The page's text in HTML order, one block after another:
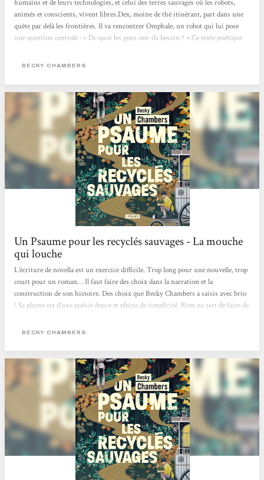
humains et de leurs technologies, et celui des terres sauvages où les robots,
animés et conscients, vivent libres.Dex, moine de thé itinérant, part dans une
quête par delà les frontières. Il va rencontrer Omphale, un robot qui lui pose
une question centrale : « De quoi les gens ont-ils besoin ? ».Ce texte poétique
récit d’amitié et de quête de soi, qui imagine des relations apaisées entre
BECKY CHAMBERS
Un Psaume pour les recyclés sauvages - La mouche
qui louche
L’écriture de novella est un exercice difficile. Trop long pour une nouvelle, trop
court pour un roman… Il faut faire des choix dans la narration et la
construction de son histoire. Des choix que Becky Chambers a saisis avec brio
! Sa plume est d’une poésie douce et pleine de simplicité. Rien ne sert de faire de
pour les recyclés sauvages est poétique, doux et simple. C’est une lecture qui
marquant. Iel est poète, doux et simple comme les mots de Becky Chambers....
BECKY CHAMBERS